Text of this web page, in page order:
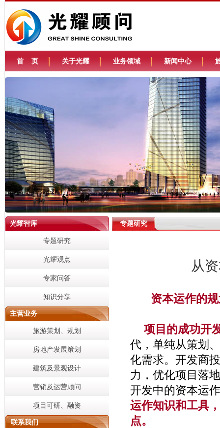
首 页 关于光耀 业务领域 新闻中心
光耀智库
专题研究
光耀观点
专家问答
知识分享
主营业务
旅游策划、规划
房地产发展策划
建筑及景观设计
营销及运营顾问
项目可研、融资
联系我们
专题研究
从
资本运作的
项目的成功开
代，单纯从策划
化需求。开发商
力，优化项目落
开发中的资本运
运作知识和工具
点。